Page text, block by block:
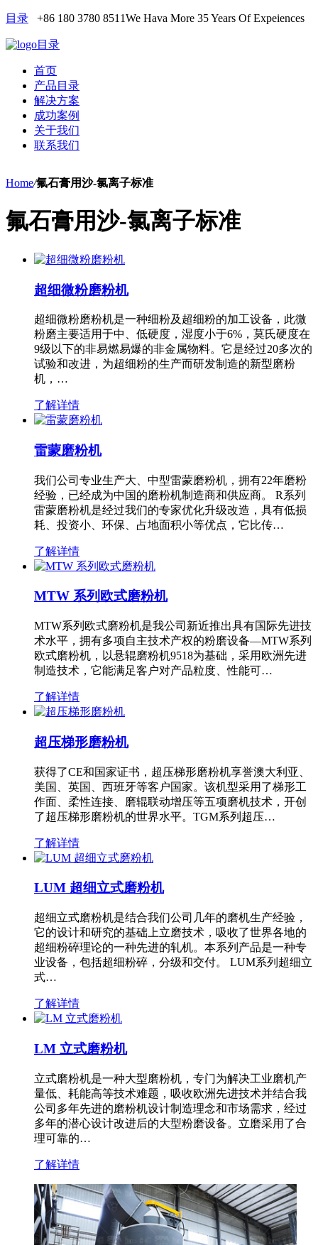
目录 +86 180 3780 8511We Hava More 35 Years Of Expeiences
目录
首页
产品目录
解决方案
成功案例
关于我们
联系我们
Home/氟石膏用沙-氯离子标准
氟石膏用沙-氯离子标准
超细微粉磨粉机
超细微粉磨粉机是一种细粉及超细粉的加工设备，此微
粉磨主要适用于中、低硬度，湿度小于6%，莫氏硬度在
9级以下的非易燃易爆的非金属物料。它是经过20多次的
试验和改进，为超细粉的生产而研发制造的新型磨粉
机，…
了解详情
雷蒙磨粉机
我们公司专业生产大、中型雷蒙磨粉机，拥有22年磨粉
经验，已经成为中国的磨粉机制造商和供应商。 R系列
雷蒙磨粉机是经过我们的专家优化升级改造，具有低损
耗、投资小、环保、占地面积小等优点，它比传…
了解详情
MTW 系列欧式磨粉机
MTW系列欧式磨粉机是我公司新近推出具有国际先进技
术水平，拥有多项自主技术产权的粉磨设备—MTW系列
欧式磨粉机，以悬辊磨粉机9518为基础，采用欧洲先进
制造技术，它能满足客户对产品粒度、性能可…
了解详情
超压梯形磨粉机
获得了CE和国家证书，超压梯形磨粉机享誉澳大利亚、
美国、英国、西班牙等客户国家。该机型采用了梯形工
作面、柔性连接、磨辊联动增压等五项磨机技术，开创
了超压梯形磨粉机的世界水平。TGM系列超压…
了解详情
LUM 超细立式磨粉机
超细立式磨粉机是结合我们公司几年的磨机生产经验，
它的设计和研究的基础上立磨技术，吸收了世界各地的
超细粉碎理论的一种先进的轧机。本系列产品是一种专
业设备，包括超细粉碎，分级和交付。 LUM系列超细立
式…
了解详情
LM 立式磨粉机
立式磨粉机是一种大型磨粉机，专门为解决工业磨机产
量低、耗能高等技术难题，吸收欧洲先进技术并结合我
公司多年先进的磨粉机设计制造理念和市场需求，经过
多年的潜心设计改进后的大型粉磨设备。立磨采用了合
理可靠的…
了解详情